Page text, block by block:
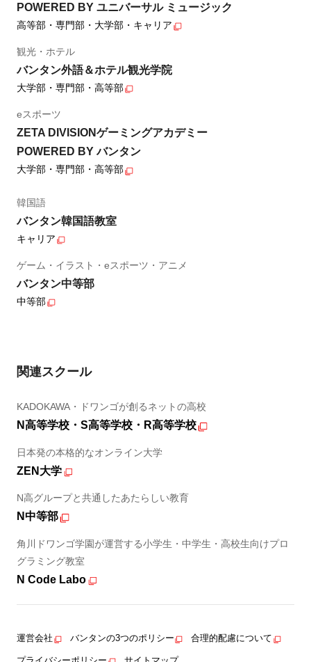
POWERED BY ユニバーサル ミュージック
高等部・専門部・大学部・キャリア
観光・ホテル
バンタン外語＆ホテル観光学院
大学部・専門部・高等部
eスポーツ
ZETA DIVISIONゲーミングアカデミー
POWERED BY バンタン
大学部・専門部・高等部
韓国語
バンタン韓国語教室
キャリア
ゲーム・イラスト・eスポーツ・アニメ
バンタン中等部
中等部
関連スクール
KADOKAWA・ドワンゴが創るネットの高校
N高等学校・S高等学校・R高等学校
日本発の本格的なオンライン大学
ZEN大学
N高グループと共通したあたらしい教育
N中等部
角川ドワンゴ学園が運営する小学生・中学生・高校生向けプロ
グラミング教室
N Code Labo
運営会社 バンタンの3つのポリシー 合理的配慮について